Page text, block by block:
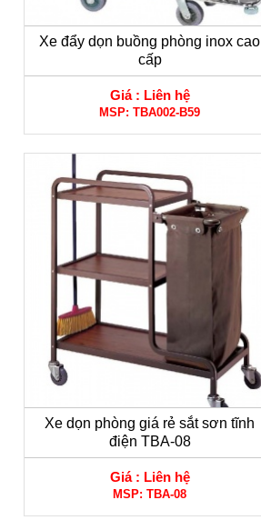
Xe đẩy dọn buồng phòng inox cao
cấp
Giá : Liên hệ
MSP:TBA002-B59
Xe dọn phòng giá rẻ sắt sơn tĩnh
điện TBA-08
Giá : Liên hệ
MSP:TBA-08